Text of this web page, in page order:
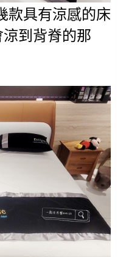
款具有涼感的床
到背脊的那